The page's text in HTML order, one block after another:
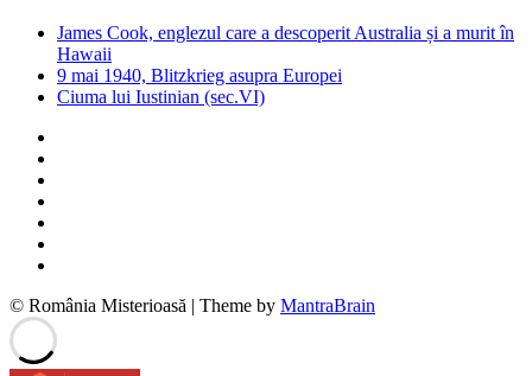
James Cook, englezul care a descoperit Australia și a murit în
Hawaii
9 mai 1940, Blitzkrieg asupra Europei
Ciuma lui Iustinian (sec.VI)
© România Misterioasă | Theme by MantraBrain